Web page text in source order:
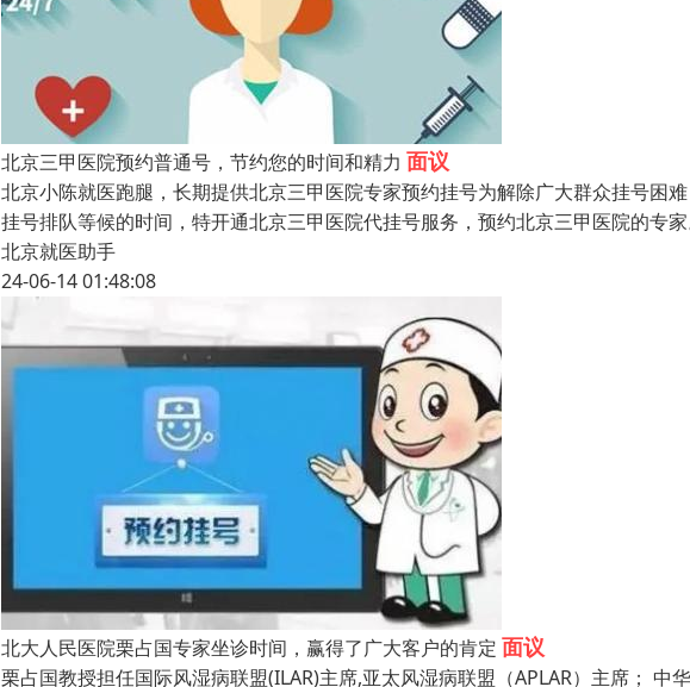
北京三甲医院预约普通号，节约您的时间和精力 面议
北京小陈就医跑腿，长期提供北京三甲医院专家预约挂号为解除广大群众挂号困
挂号排队等候的时间，特开通北京三甲医院代挂号服务，预约北京三甲医院的专
北京就医助手
24-06-14 01:48:08
北大人民医院栗占国专家坐诊时间，赢得了广大客户的肯定 面议
栗占国教授担任国际风湿病联盟(ILAR)主席,亚太风湿病联盟（APLAR）主席；